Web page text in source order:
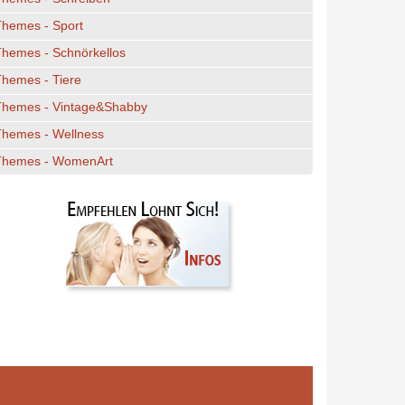
- Sport
- Schnörkellos
- Tiere
- Vintage&Shabby
- Wellness
- WomenArt